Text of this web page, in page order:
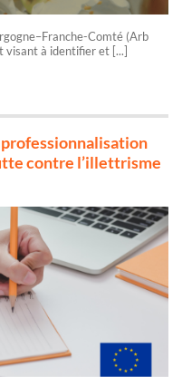
Comté (Arb
visant à identifier et [...]
contre l’illettrisme